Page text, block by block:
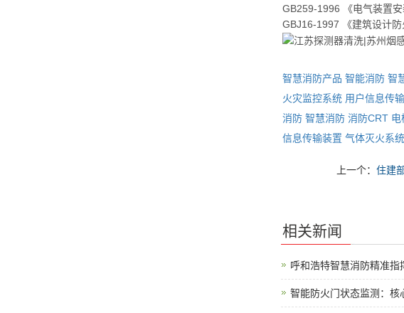
GB259-1996 《电气装置
GBJ16-1997 《建筑设计防
智慧消防产品 智能消防 智
火灾监控系统 用户信息传
消防 智慧消防 消防CRT 电
信息传输装置 气体灭火系统
上一个：住建
相关新闻
呼和浩特智慧消防精准
智能防火门状态监测：核